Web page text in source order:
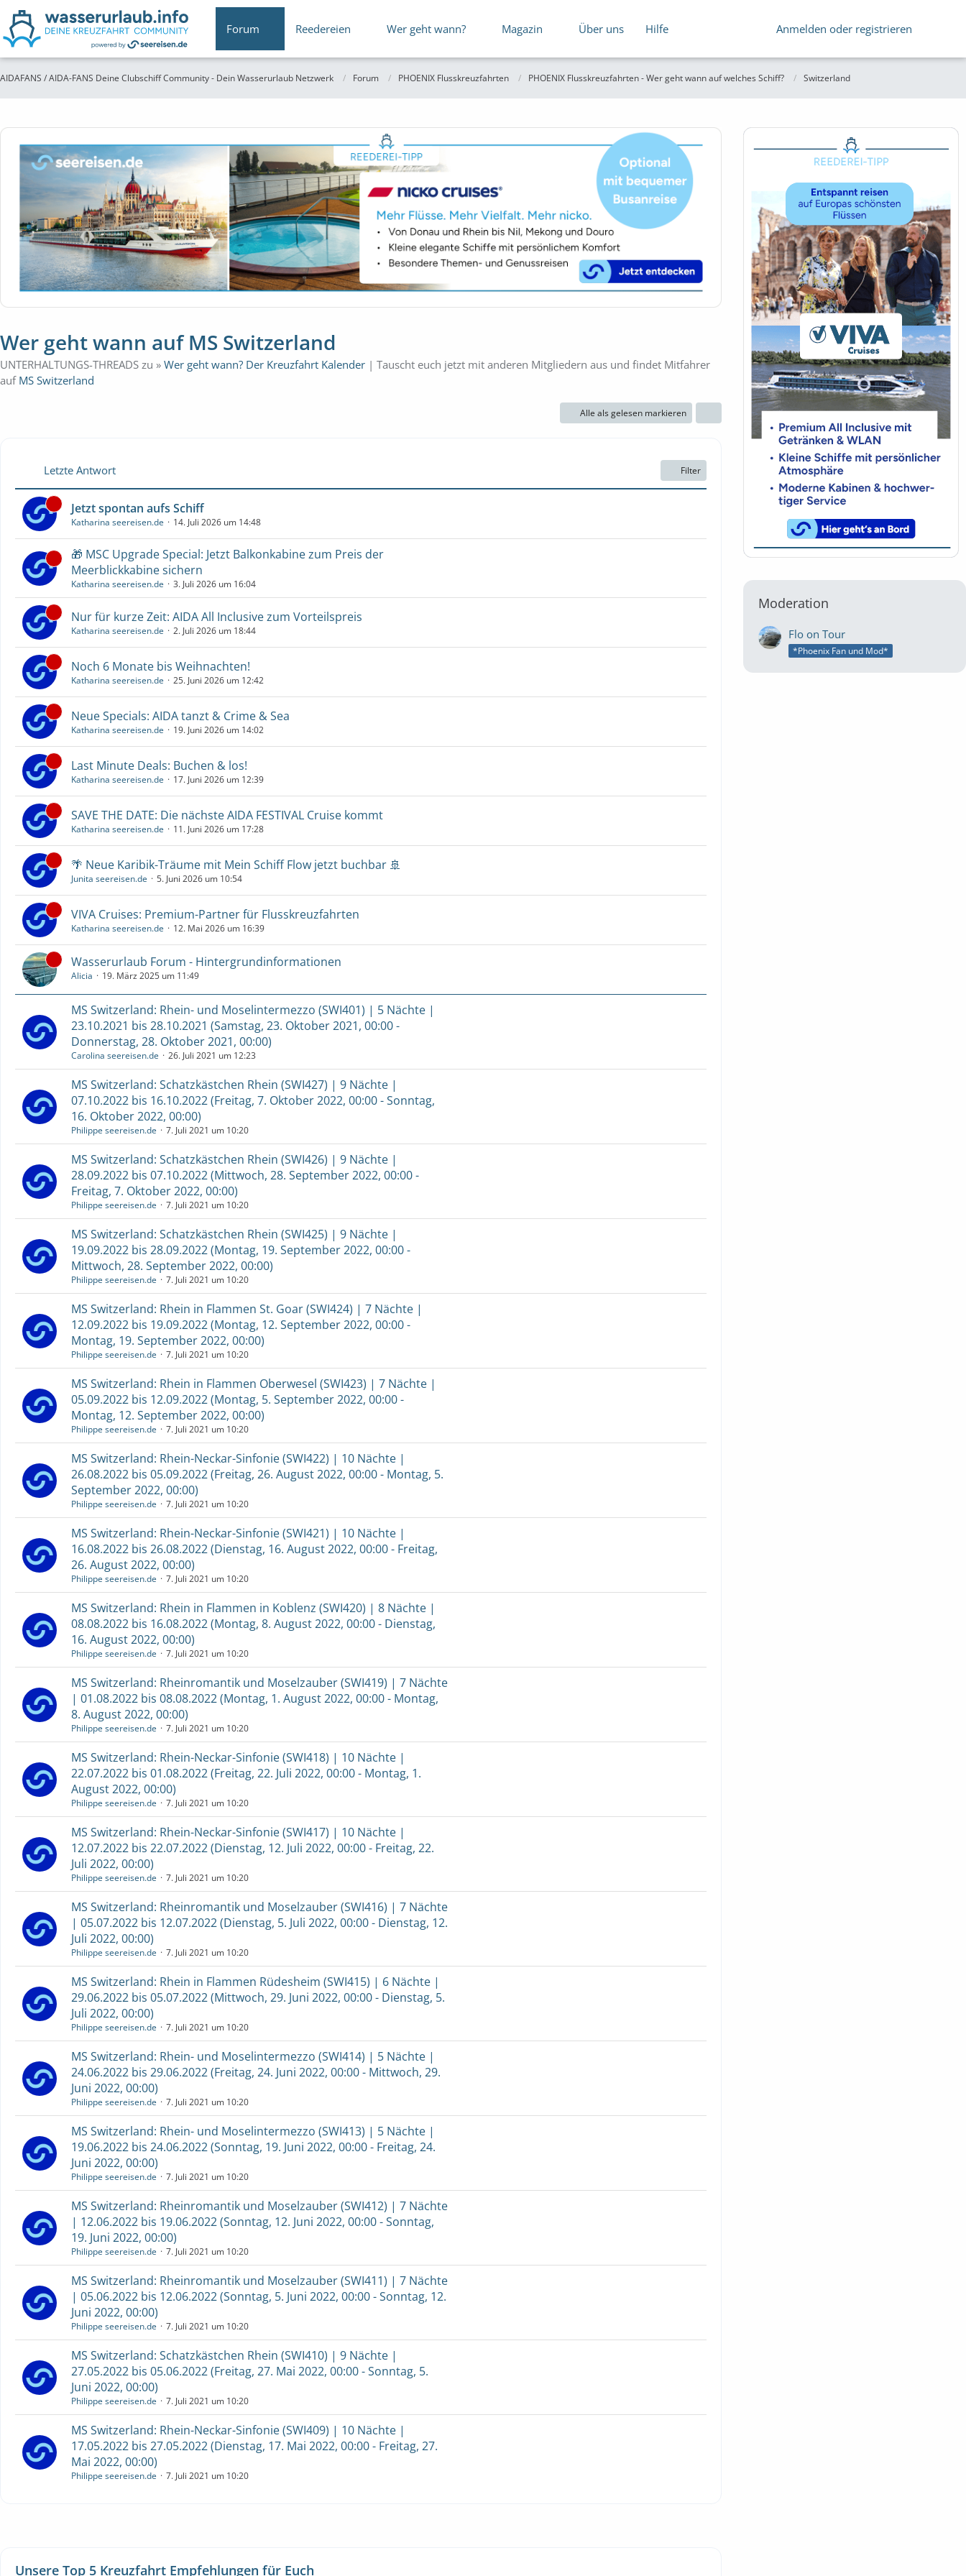
Forum Reedereien Wer geht wann? Magazin Über uns Hilfe Anmelden oder registrieren
AIDAFANS / AIDA-FANS Deine Clubschiff Community - Dein Wasserurlaub Netzwerk Forum PHOENIX Flusskreuzfahrten PHOENIX Flusskreuzfahrten - Wer geht wann auf welches Schiff? Switzerland
Wer geht wann auf MS Switzerland
UNTERHALTUNGS-THREADS zu » Wer geht wann? Der Kreuzfahrt Kalender | Tauscht euch jetzt mit anderen Mitgliedern aus und findet Mitfahrer
auf MS Switzerland
Alle als gelesen markieren
Letzte Antwort Filter
Jetzt spontan aufs Schiff
Katharina seereisen.de 14. Juli 2026 um 14:48
🎁 MSC Upgrade Special: Jetzt Balkonkabine zum Preis der
Meerblickkabine sichern
Katharina seereisen.de 3. Juli 2026 um 16:04
Nur für kurze Zeit: AIDA All Inclusive zum Vorteilspreis
Katharina seereisen.de 2. Juli 2026 um 18:44
Noch 6 Monate bis Weihnachten!
Katharina seereisen.de 25. Juni 2026 um 12:42
Neue Specials: AIDA tanzt & Crime & Sea
Katharina seereisen.de 19. Juni 2026 um 14:02
Last Minute Deals: Buchen & los!
Katharina seereisen.de 17. Juni 2026 um 12:39
SAVE THE DATE: Die nächste AIDA FESTIVAL Cruise kommt
Katharina seereisen.de 11. Juni 2026 um 17:28
🌴 Neue Karibik-Träume mit Mein Schiff Flow jetzt buchbar 🚢
Junita seereisen.de 5. Juni 2026 um 10:54
VIVA Cruises: Premium-Partner für Flusskreuzfahrten
Katharina seereisen.de 12. Mai 2026 um 16:39
Wasserurlaub Forum - Hintergrundinformationen
Alicia 19. März 2025 um 11:49
MS Switzerland: Rhein- und Moselintermezzo (SWI401) | 5 Nächte |
23.10.2021 bis 28.10.2021 (Samstag, 23. Oktober 2021, 00:00 -
Donnerstag, 28. Oktober 2021, 00:00)
Carolina seereisen.de 26. Juli 2021 um 12:23
MS Switzerland: Schatzkästchen Rhein (SWI427) | 9 Nächte |
07.10.2022 bis 16.10.2022 (Freitag, 7. Oktober 2022, 00:00 - Sonntag,
16. Oktober 2022, 00:00)
Philippe seereisen.de 7. Juli 2021 um 10:20
MS Switzerland: Schatzkästchen Rhein (SWI426) | 9 Nächte |
28.09.2022 bis 07.10.2022 (Mittwoch, 28. September 2022, 00:00 -
Freitag, 7. Oktober 2022, 00:00)
Philippe seereisen.de 7. Juli 2021 um 10:20
MS Switzerland: Schatzkästchen Rhein (SWI425) | 9 Nächte |
19.09.2022 bis 28.09.2022 (Montag, 19. September 2022, 00:00 -
Mittwoch, 28. September 2022, 00:00)
Philippe seereisen.de 7. Juli 2021 um 10:20
MS Switzerland: Rhein in Flammen St. Goar (SWI424) | 7 Nächte |
12.09.2022 bis 19.09.2022 (Montag, 12. September 2022, 00:00 -
Montag, 19. September 2022, 00:00)
Philippe seereisen.de 7. Juli 2021 um 10:20
MS Switzerland: Rhein in Flammen Oberwesel (SWI423) | 7 Nächte |
05.09.2022 bis 12.09.2022 (Montag, 5. September 2022, 00:00 -
Montag, 12. September 2022, 00:00)
Philippe seereisen.de 7. Juli 2021 um 10:20
MS Switzerland: Rhein-Neckar-Sinfonie (SWI422) | 10 Nächte |
26.08.2022 bis 05.09.2022 (Freitag, 26. August 2022, 00:00 - Montag, 5.
September 2022, 00:00)
Philippe seereisen.de 7. Juli 2021 um 10:20
MS Switzerland: Rhein-Neckar-Sinfonie (SWI421) | 10 Nächte |
16.08.2022 bis 26.08.2022 (Dienstag, 16. August 2022, 00:00 - Freitag,
26. August 2022, 00:00)
Philippe seereisen.de 7. Juli 2021 um 10:20
MS Switzerland: Rhein in Flammen in Koblenz (SWI420) | 8 Nächte |
08.08.2022 bis 16.08.2022 (Montag, 8. August 2022, 00:00 - Dienstag,
16. August 2022, 00:00)
Philippe seereisen.de 7. Juli 2021 um 10:20
MS Switzerland: Rheinromantik und Moselzauber (SWI419) | 7 Nächte
| 01.08.2022 bis 08.08.2022 (Montag, 1. August 2022, 00:00 - Montag,
8. August 2022, 00:00)
Philippe seereisen.de 7. Juli 2021 um 10:20
MS Switzerland: Rhein-Neckar-Sinfonie (SWI418) | 10 Nächte |
22.07.2022 bis 01.08.2022 (Freitag, 22. Juli 2022, 00:00 - Montag, 1.
August 2022, 00:00)
Philippe seereisen.de 7. Juli 2021 um 10:20
MS Switzerland: Rhein-Neckar-Sinfonie (SWI417) | 10 Nächte |
12.07.2022 bis 22.07.2022 (Dienstag, 12. Juli 2022, 00:00 - Freitag, 22.
Juli 2022, 00:00)
Philippe seereisen.de 7. Juli 2021 um 10:20
MS Switzerland: Rheinromantik und Moselzauber (SWI416) | 7 Nächte
| 05.07.2022 bis 12.07.2022 (Dienstag, 5. Juli 2022, 00:00 - Dienstag, 12.
Juli 2022, 00:00)
Philippe seereisen.de 7. Juli 2021 um 10:20
MS Switzerland: Rhein in Flammen Rüdesheim (SWI415) | 6 Nächte |
29.06.2022 bis 05.07.2022 (Mittwoch, 29. Juni 2022, 00:00 - Dienstag, 5.
Juli 2022, 00:00)
Philippe seereisen.de 7. Juli 2021 um 10:20
MS Switzerland: Rhein- und Moselintermezzo (SWI414) | 5 Nächte |
24.06.2022 bis 29.06.2022 (Freitag, 24. Juni 2022, 00:00 - Mittwoch, 29.
Juni 2022, 00:00)
Philippe seereisen.de 7. Juli 2021 um 10:20
MS Switzerland: Rhein- und Moselintermezzo (SWI413) | 5 Nächte |
19.06.2022 bis 24.06.2022 (Sonntag, 19. Juni 2022, 00:00 - Freitag, 24.
Juni 2022, 00:00)
Philippe seereisen.de 7. Juli 2021 um 10:20
MS Switzerland: Rheinromantik und Moselzauber (SWI412) | 7 Nächte
| 12.06.2022 bis 19.06.2022 (Sonntag, 12. Juni 2022, 00:00 - Sonntag,
19. Juni 2022, 00:00)
Philippe seereisen.de 7. Juli 2021 um 10:20
MS Switzerland: Rheinromantik und Moselzauber (SWI411) | 7 Nächte
| 05.06.2022 bis 12.06.2022 (Sonntag, 5. Juni 2022, 00:00 - Sonntag, 12.
Juni 2022, 00:00)
Philippe seereisen.de 7. Juli 2021 um 10:20
MS Switzerland: Schatzkästchen Rhein (SWI410) | 9 Nächte |
27.05.2022 bis 05.06.2022 (Freitag, 27. Mai 2022, 00:00 - Sonntag, 5.
Juni 2022, 00:00)
Philippe seereisen.de 7. Juli 2021 um 10:20
MS Switzerland: Rhein-Neckar-Sinfonie (SWI409) | 10 Nächte |
17.05.2022 bis 27.05.2022 (Dienstag, 17. Mai 2022, 00:00 - Freitag, 27.
Mai 2022, 00:00)
Philippe seereisen.de 7. Juli 2021 um 10:20
Unsere Top 5 Kreuzfahrt Empfehlungen für Euch
Moderation
Flo on Tour
*Phoenix Fan und Mod*